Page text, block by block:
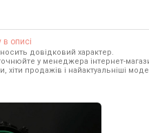
описі
довідковий характер.
у менеджера інтернет-
хіти продажів і найактуальніші